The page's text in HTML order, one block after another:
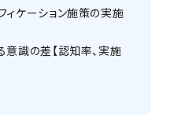
ィケーション施策の実施
意識の差【認知率、実施